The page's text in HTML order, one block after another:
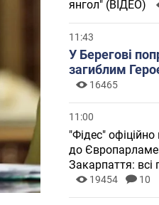
янгол" (ВІДЕО)
11:43
У Берегові
загиблим
16465
11:00
"Фідес"
до
Закарпаття:
19454 10